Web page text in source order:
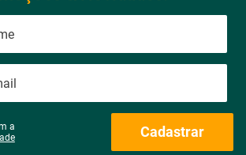
a
Cadastrar